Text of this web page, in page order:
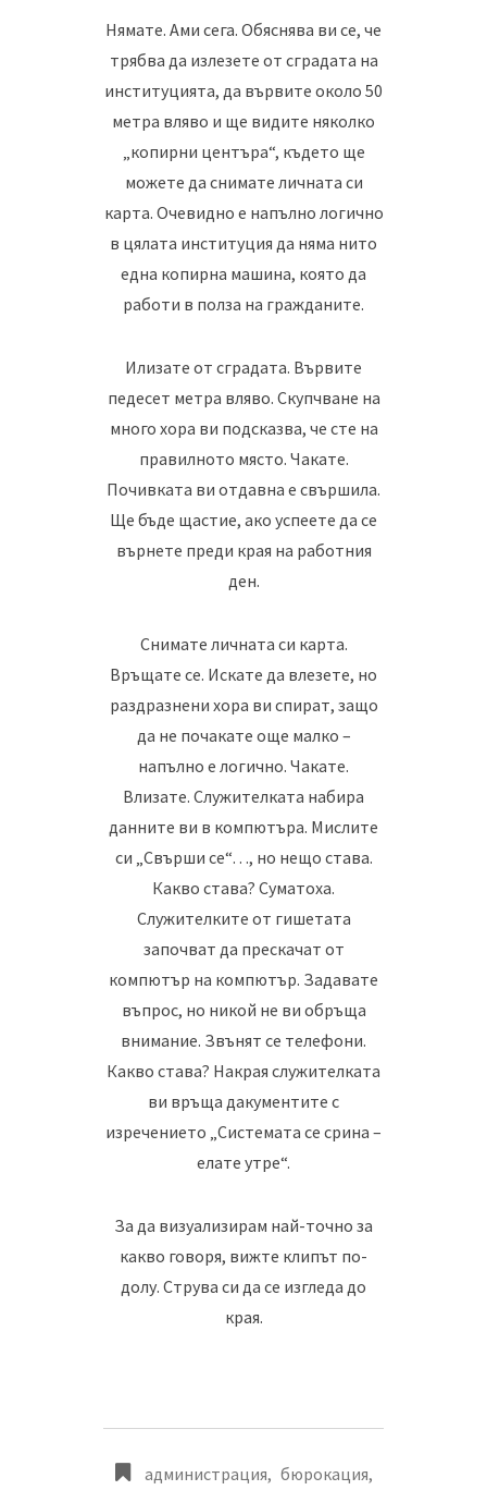
Нямате. Ами сега. Обяснява ви се, че
трябва да излезете от сградата на
институцията, да вървите около 50
метра вляво и ще видите няколко
„копирни центъра“, където ще
можете да снимате личната си
карта. Очевидно е напълно логично
в цялата институция да няма нито
една копирна машина, която да
работи в полза на гражданите.
Илизате от сградата. Вървите
педесет метра вляво. Скупчване на
много хора ви подсказва, че сте на
правилното място. Чакате.
Почивката ви отдавна е свършила.
Ще бъде щастие, ако успеете да се
върнете преди края на работния
ден.
Снимате личната си карта.
Връщате се. Искате да влезете, но
раздразнени хора ви спират, защо
да не почакате още малко –
напълно е логично. Чакате.
Влизате. Служителката набира
данните ви в компютъра. Мислите
си „Свърши се“…, но нещо става.
Какво става? Суматоха.
Служителките от гишетата
започват да прескачат от
компютър на компютър. Задавате
въпрос, но никой не ви обръща
внимание. Звънят се телефони.
Какво става? Накрая служителката
ви връща дакументите с
изречението „Системата се срина –
елате утре“.
За да визуализирам най-точно за
какво говоря, вижте клипът по-
долу. Струва си да се изгледа до
края.
администрация, бюрокация,